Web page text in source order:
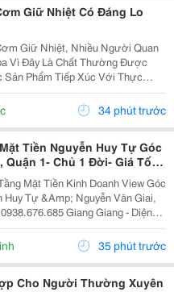
Giữ Nhiệt Có Đáng Lo
Giữ Nhiệt, Nhiều Người Quan
Vì Đây Là Chất Thường Được
Sản Phẩm Tiếp Xúc Với Thực
Giữ Nhiệt Có Chứa Bpa Không Và
Và Vì Sao
34 phút trước
Tiền Nguyễn Huy Tự Góc
Quận 1- Chủ 1 Đời- Giá Tốt-
Mặt Tiền Kinh Doanh View Góc
Huy Tự &Amp; Nguyễn Văn Giai,
Giang Giang - Diện
* 18M. - Kết Cấu: 5 Tầng - Sân
Lệch Tầng Đẹp... 35 phút trước
Cho Người Thường Xuyên